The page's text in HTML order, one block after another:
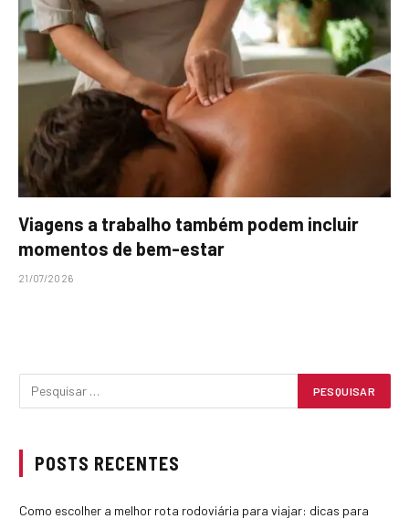
Viagens a trabalho também podem incluir
momentos de bem-estar
21/07/2026
POSTS RECENTES
Como escolher a melhor rota rodoviária para viajar: dicas para